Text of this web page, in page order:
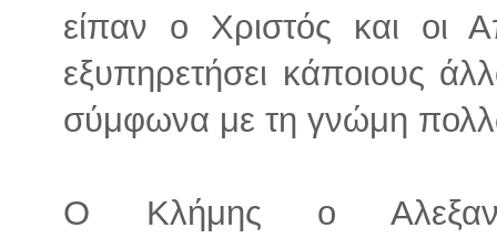
είπαν ο Χριστός και οι
εξυπηρετήσει κάποιους
σύμφωνα με τη γνώμη
Ο Κλήμης ο